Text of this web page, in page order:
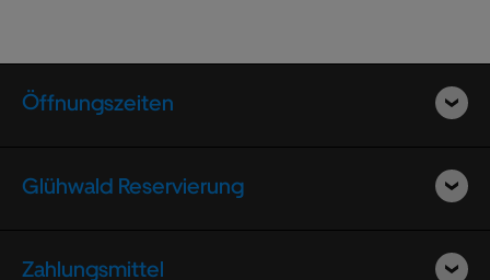
Öffnungszeiten
Glühwald Reservierung
Zahlungsmittel